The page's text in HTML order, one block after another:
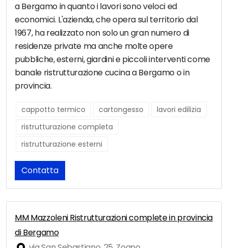
a Bergamo in quanto i lavori sono veloci ed
economici. L'azienda, che opera sul territorio dal
1967, ha realizzato non solo un gran numero di
residenze private ma anche molte opere
pubbliche, esterni, giardini e piccoli interventi come
banale ristrutturazione cucina a Bergamo o in
provincia.
cappotto termico cartongesso
lavori edilizia
ristrutturazione completa
ristrutturazione esterni
Contatta
MM Mazzoleni Ristrutturazioni complete in provincia
di Bergamo